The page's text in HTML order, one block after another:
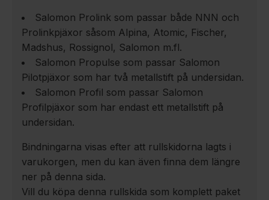
Salomon Prolink som passar både NNN och
Prolinkpjäxor såsom Alpina, Atomic, Fischer,
Madshus, Rossignol, Salomon m.fl.
Salomon Propulse som passar Salomon
Pilotpjäxor som har två metallstift på undersidan.
Salomon Profil som passar Salomon
Profilpjäxor som har endast ett metallstift på
undersidan.
Bindningarna visas efter att rullskidorna lagts i
varukorgen, men du kan även finna dem längre
ner på denna sida.
Vill du köpa denna rullskida som komplett paket